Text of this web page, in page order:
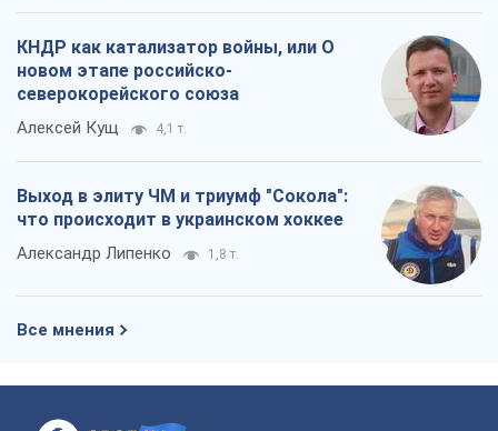
КНДР как катализатор войны, или О
новом этапе российско-
северокорейского союза
Алексей Кущ 4,1 т.
Выход в элиту ЧМ и триумф "Сокола":
что происходит в украинском хоккее
Александр Липенко 1,8 т.
Все мнения